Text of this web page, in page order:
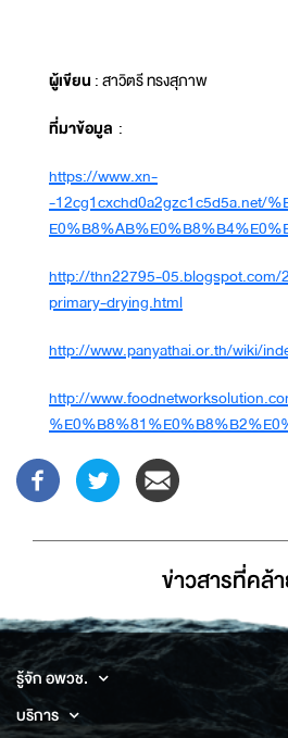
ผู้เขียน : สาวิตรี ทรงสุภาพ
ที่มาข้อมูล :
https://www.xn-
-12cg1cxchd0a2gzc1c5d5a.net/
http://thn22795-
primary-drying.html
http://www.panyathai.or.th/wiki/
http://
ข่าวสารที่่คล้
รู้จัก อพวช.
บริการ